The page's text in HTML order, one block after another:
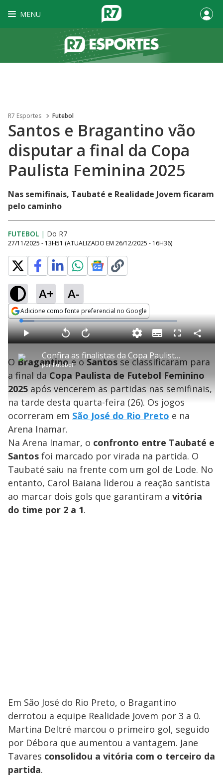
MENU
R7 Esportes Futebol
Santos e Bragantino vão
disputar a final da Copa
Paulista Feminina 2025
Nas semifinais, Taubaté e Realidade Jovem ficaram
pelo caminho
FUTEBOL | Do R7
27/11/2025 - 13H51 (ATUALIZADO EM 26/12/2025 - 16H36)
A+ A-
Adicione como fonte preferencial no Google
Opens in new window
P
l
a
y
V
i
Confira as finalistas da Copa Paulista de 2025
porFutebol
P V
t
a
r
0
e
g
n
d
s
A
a
n
a
1
s
e
u
n
o
s
M
u
d
o
L
o
a
d
e
.
5
0
%
S
u
b
i
t
l
s
F
l
s
c
e
n
C
o
a
r
i
l
a
O Bragantinoe oSantosse classificaram para
a final da Copa Paulista de Futebol Feminino
2025após vencerem as partidas nas semifinais,
na tarde desta quarta-feira (26). Os jogos
ocorreram em São José do Rio Preto e na
Arena Inamar.
Na Arena Inamar, o confronto entre Taubaté e
Santos foi marcado por virada na partida. O
Taubaté saiu na frente com um gol de Lode. No
entanto, Carol Baiana liderou a reação santista
ao marcar dois gols que garantiram a vitória
do time por 2 a 1.
Em São José do Rio Preto, o Bragantino
derrotou a equipe Realidade Jovem por 3 a 0.
Martina Deltré marcou o primeiro gol, seguido
por Débora que aumentou a vantagem. Jane
Tavares consolidou a vitória com o terceiro da
partida.